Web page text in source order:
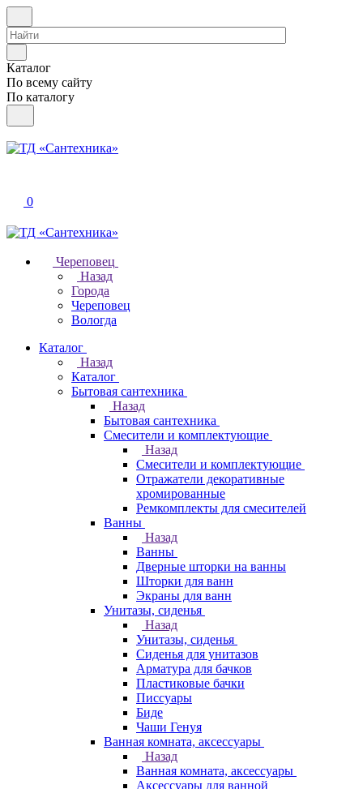
Каталог
По всему сайту
По каталогу
0
Череповец
Назад
Города
Череповец
Вологда
Каталог
Назад
Каталог
Бытовая сантехника
Назад
Бытовая сантехника
Смесители и комплектующие
Назад
Смесители и комплектующие
Отражатели декоративные
хромированные
Ремкомплекты для смесителей
Ванны
Назад
Ванны
Дверные шторки на ванны
Шторки для ванн
Экраны для ванн
Унитазы, сиденья
Назад
Унитазы, сиденья
Сиденья для унитазов
Арматура для бачков
Пластиковые бачки
Писсуары
Биде
Чаши Генуя
Ванная комната, аксессуары
Назад
Ванная комната, аксессуары
Аксессуары для ванной